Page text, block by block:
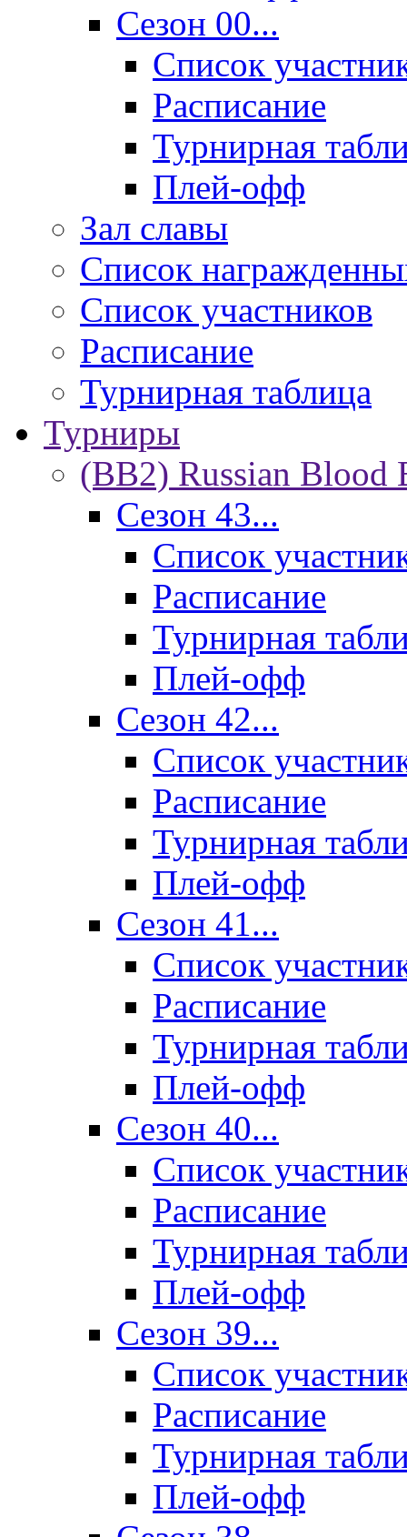
Сезон 00...
Список
Расписание
Турнирная
Плей-офф
Зал славы
Список
Список участников
Расписание
Турнирная таблица
Турниры
(BB2) Russian Blood
Сезон 43...
Список
Расписание
Турнирная
Плей-офф
Сезон 42...
Список
Расписание
Турнирная
Плей-офф
Сезон 41...
Список
Расписание
Турнирная
Плей-офф
Сезон 40...
Список
Расписание
Турнирная
Плей-офф
Сезон 39...
Список
Расписание
Турнирная
Плей-офф